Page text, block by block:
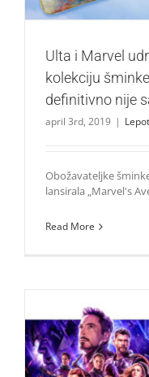
Ulta i Marvel
kolekciju
definitivno nije
april 3rd, 2019 |
Obožavateljke
lansirala „Marvel's
Read More